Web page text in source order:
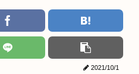
2021/10/1